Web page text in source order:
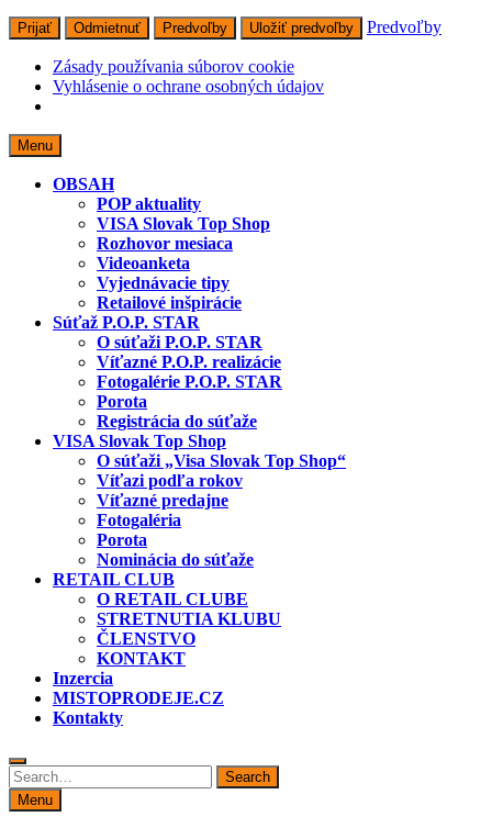
Prijať Odmietnuť Predvoľby Uložiť predvoľby Predvoľby
Zásady používania súborov cookie
Vyhlásenie o ochrane osobných údajov
Skip
to
content
Menu
OBSAH
POP aktuality
VISA Slovak Top Shop
Rozhovor mesiaca
Videoanketa
Vyjednávacie tipy
Retailové inšpirácie
Súťaž P.O.P. STAR
O súťaži P.O.P. STAR
Víťazné P.O.P. realizácie
Fotogalérie P.O.P. STAR
Porota
Registrácia do súťaže
VISA Slovak Top Shop
O súťaži „Visa Slovak Top Shop“
Víťazi podľa rokov
Víťazné predajne
Fotogaléria
Porota
Nominácia do súťaže
RETAIL CLUB
O RETAIL CLUBE
STRETNUTIA KLUBU
ČLENSTVO
KONTAKT
Inzercia
MISTOPRODEJE.CZ
Kontakty
Search
for:
Search
Menu